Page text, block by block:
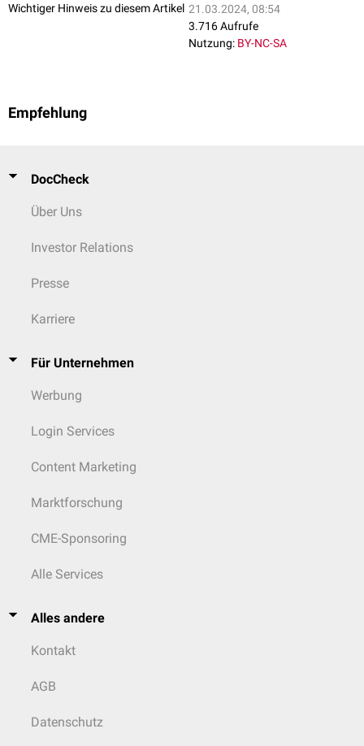
Wichtiger Hinweis zu diesem Artikel 21.03.2024, 08:54
3.716 Aufrufe
Nutzung: BY-NC-SA
Empfehlung
DocCheck
Über Uns
Investor Relations
Presse
Karriere
Für Unternehmen
Werbung
Login Services
Content Marketing
Marktforschung
CME-Sponsoring
Alle Services
Alles andere
Kontakt
AGB
Datenschutz